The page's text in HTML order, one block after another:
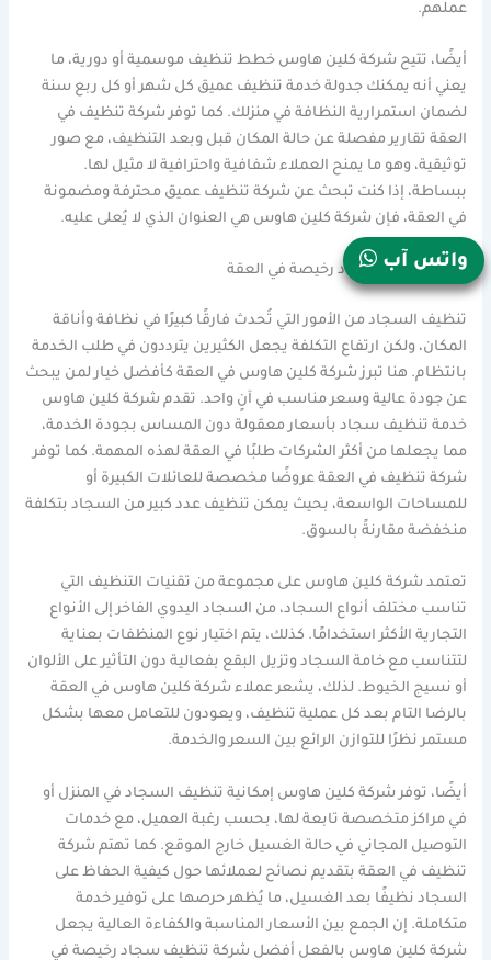
عملهم.
أيضًا، تتيح شركة كلين هاوس خطط تنظيف موسمية أو دورية، ما
يعني أنه يمكنك جدولة خدمة تنظيف عميق كل شهر أو كل ربع سنة
لضمان استمرارية النظافة في منزلك. كما توفر شركة تنظيف في
العقة تقارير مفصلة عن حالة المكان قبل وبعد التنظيف، مع صور
توثيقية، وهو ما يمنح العملاء شفافية واحترافية لا مثيل لها.
ببساطة، إذا كنت تبحث عن شركة تنظيف عميق محترفة ومضمونة
في العقة، فإن شركة كلين هاوس هي العنوان الذي لا يُعلى عليه.
شركة تنظيف سجاد رخيصة في العقة
تنظيف السجاد من الأمور التي تُحدث فارقًا كبيرًا في نظافة وأناقة
المكان، ولكن ارتفاع التكلفة يجعل الكثيرين يترددون في طلب الخدمة
بانتظام. هنا تبرز شركة كلين هاوس في العقة كأفضل خيار لمن يبحث
عن جودة عالية وسعر مناسب في آنٍ واحد. تقدم شركة كلين هاوس
خدمة تنظيف سجاد بأسعار معقولة دون المساس بجودة الخدمة،
مما يجعلها من أكثر الشركات طلبًا في العقة لهذه المهمة. كما توفر
شركة تنظيف في العقة عروضًا مخصصة للعائلات الكبيرة أو
للمساحات الواسعة، بحيث يمكن تنظيف عدد كبير من السجاد بتكلفة
منخفضة مقارنةً بالسوق.
تعتمد شركة كلين هاوس على مجموعة من تقنيات التنظيف التي
تناسب مختلف أنواع السجاد، من السجاد اليدوي الفاخر إلى الأنواع
التجارية الأكثر استخدامًا. كذلك، يتم اختيار نوع المنظفات بعناية
لتتناسب مع خامة السجاد وتزيل البقع بفعالية دون التأثير على الألوان
أو نسيج الخيوط. لذلك، يشعر عملاء شركة كلين هاوس في العقة
بالرضا التام بعد كل عملية تنظيف، ويعودون للتعامل معها بشكل
مستمر نظرًا للتوازن الرائع بين السعر والخدمة.
أيضًا، توفر شركة كلين هاوس إمكانية تنظيف السجاد في المنزل أو
في مراكز متخصصة تابعة لها، بحسب رغبة العميل، مع خدمات
التوصيل المجاني في حالة الغسيل خارج الموقع. كما تهتم شركة
تنظيف في العقة بتقديم نصائح لعملائها حول كيفية الحفاظ على
السجاد نظيفًا بعد الغسيل، ما يُظهر حرصها على توفير خدمة
متكاملة. إن الجمع بين الأسعار المناسبة والكفاءة العالية يجعل
شركة كلين هاوس بالفعل أفضل شركة تنظيف سجاد رخيصة في
واتس آب